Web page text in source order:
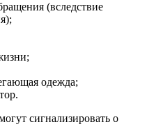
(вследствие
одежда;
сигнализировать о